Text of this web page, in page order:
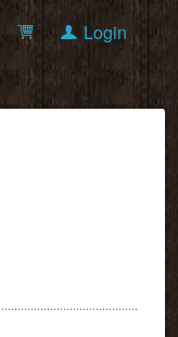
Login